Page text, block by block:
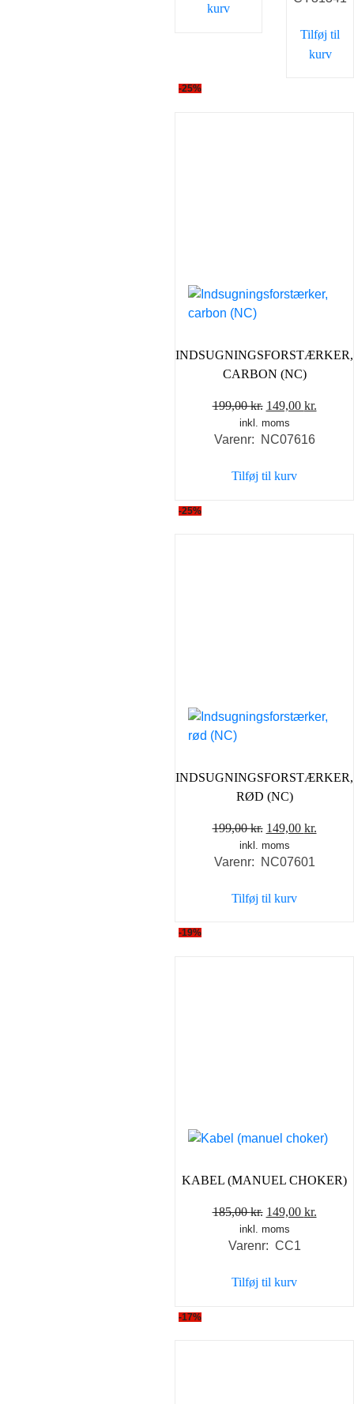
kurv
Tilføj til
kurv
-25%
INDSUGNINGSFORSTÆRKER,
CARBON (NC)
199,00kr. Den
oprindelige
pris
199,00 kr..
149,00 kr.
inkl. moms
Varenr: NC07616
Tilføj til kurv
-25%
INDSUGNINGSFORSTÆRKER,
RØD (NC)
199,00kr. Den
oprindelige
pris
199,00 kr..
149,00 kr.
inkl. moms
Varenr: NC07601
Tilføj til kurv
-19%
KABEL (MANUEL CHOKER)
185,00kr. Den
oprindelige
pris
185,00 kr..
149,00 kr.
inkl. moms
Varenr: CC1
Tilføj til kurv
-17%